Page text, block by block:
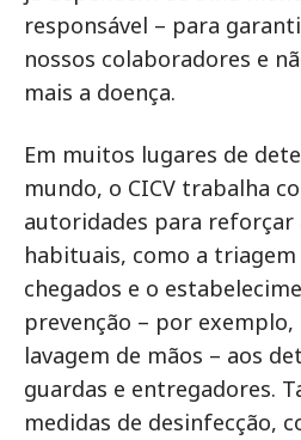
responsável – para
nossos colaboradores e
mais a doença.
Em muitos lugares de
mundo, o CICV trabalha
autoridades para reforçar
habituais, como a
chegados e o
prevenção – por
lavagem de mãos – aos
guardas e entregadores.
medidas de desinfecção,